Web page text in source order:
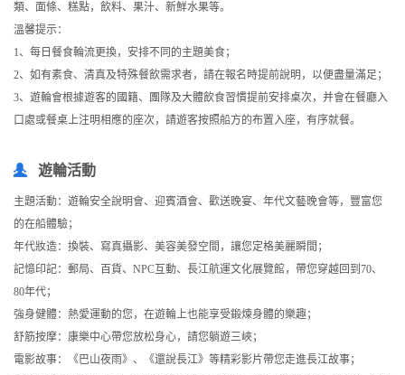
類、面條、糕點，飲料、果汁、新鮮水果等。
溫馨提示：
1、每日餐食輪流更換，安排不同的主題美食；
2、如有素食、清真及特殊餐飲需求者，請在報名時提前說明，以便盡量滿足；
3、遊輪會根據遊客的國籍、團隊及大體飲食習慣提前安排桌次，并會在餐廳入
口處或餐桌上注明相應的座次，請遊客按照船方的布置入座，有序就餐。
遊輪活動
主題活動：遊輪安全說明會、迎賓酒會、歡送晚宴、年代文藝晚會等，豐富您
的在船體驗；
年代妝造：換裝、寫真攝影、美容美發空間，讓您定格美麗瞬間；
記憶印記：郵局、百貨、NPC互動、長江航運文化展覽館，帶您穿越回到70、
80年代；
強身健體：熱愛運動的您，在遊輪上也能享受鍛煉身體的樂趣；
舒筋按摩：康樂中心帶您放松身心，請您躺遊三峽；
電影故事：《巴山夜雨》、《還說長江》等精彩影片帶您走進長江故事；